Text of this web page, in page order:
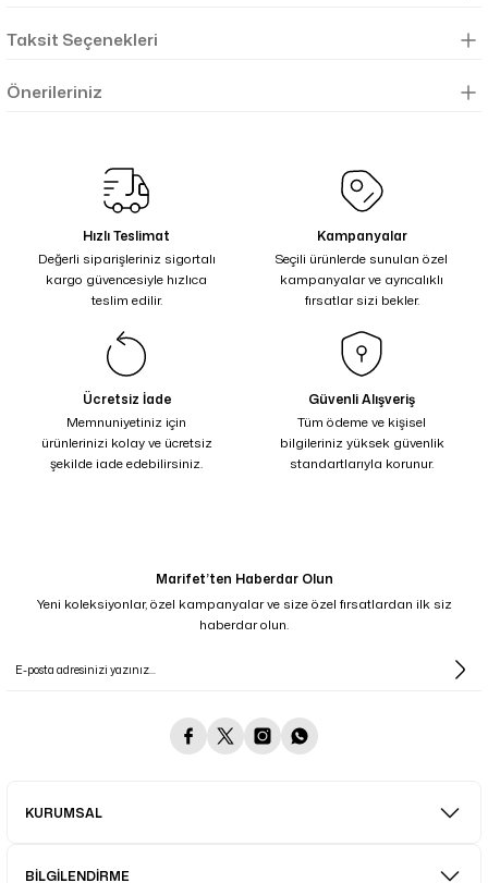
Taksit Seçenekleri
Önerileriniz
Hızlı Teslimat
Değerli siparişleriniz sigortalı
kargo güvencesiyle hızlıca
teslim edilir.
Kampanyalar
Seçili ürünlerde sunulan özel
kampanyalar ve ayrıcalıklı
fırsatlar sizi bekler.
Ücretsiz İade
Memnuniyetiniz için
ürünlerinizi kolay ve ücretsiz
şekilde iade edebilirsiniz.
Güvenli Alışveriş
Tüm ödeme ve kişisel
bilgileriniz yüksek güvenlik
standartlarıyla korunur.
Marifet’ten Haberdar Olun
Yeni koleksiyonlar, özel kampanyalar ve size özel fırsatlardan ilk siz
haberdar olun.
KURUMSAL
BİLGİLENDİRME